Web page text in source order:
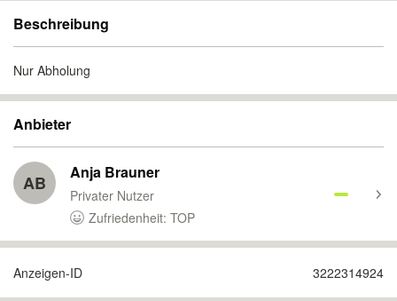
Beschreibung
Nur Abholung
Anbieter
AB Anja Brauner
Privater Nutzer
Zufriedenheit: TOP
Anzeigen-ID 3222314924